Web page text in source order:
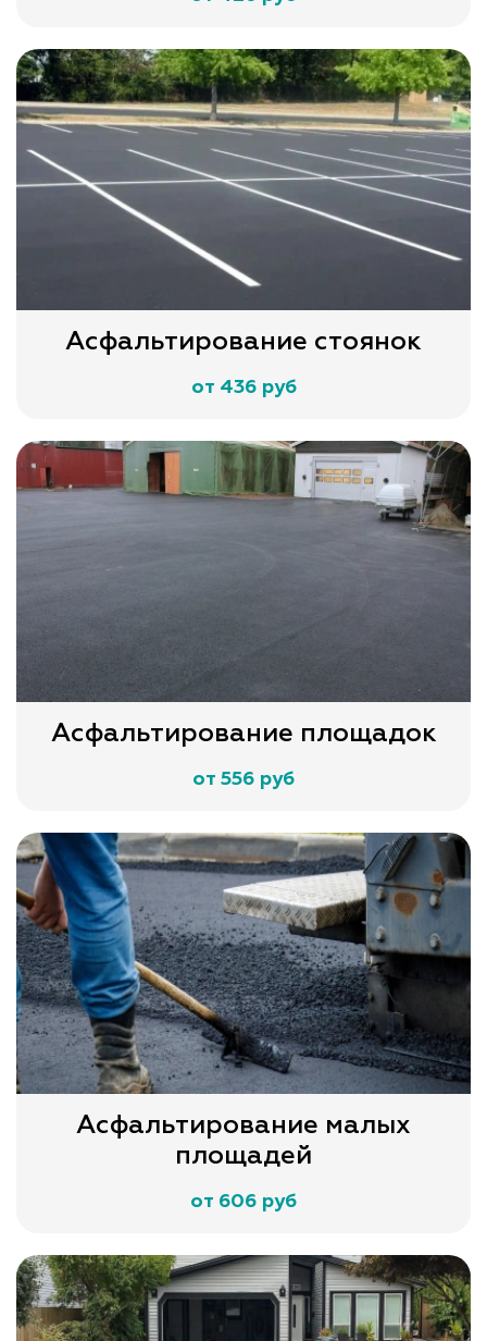
Асфальтирование стоянок
от 436 руб
Асфальтирование площадок
от 556 руб
Асфальтирование малых
площадей
от 606 руб